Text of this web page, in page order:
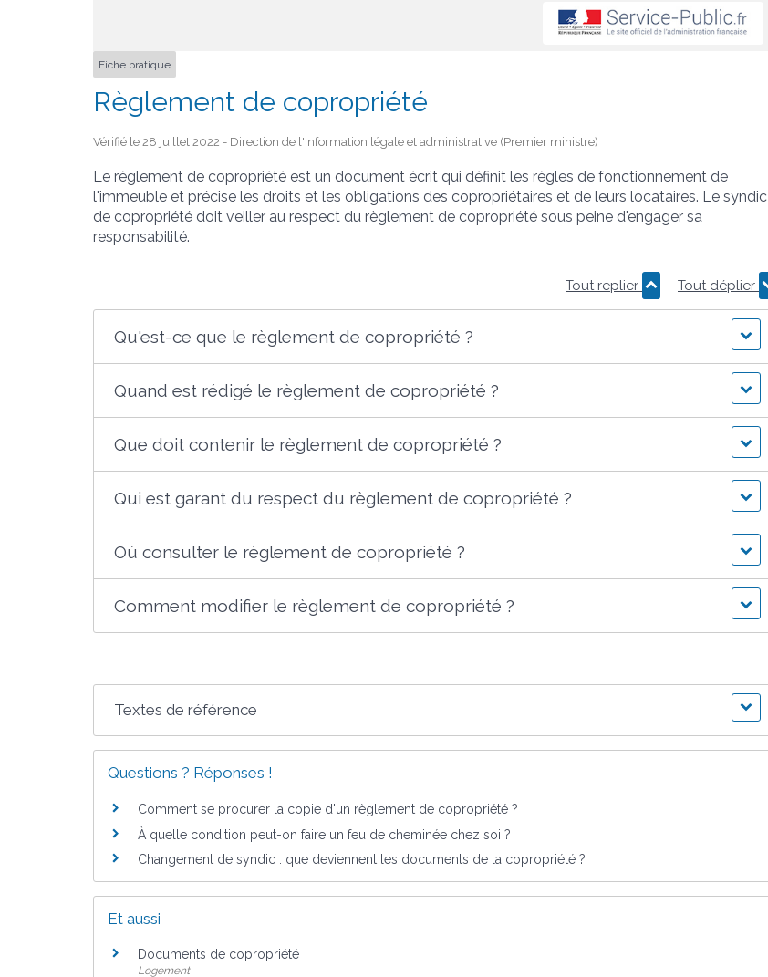
Fiche pratique
Règlement de copropriété
Vérifié le 28 juillet 2022 - Direction de l'information légale et administrative (Premier ministre)
Le règlement de copropriété est un document écrit qui définit les règles de fonctionnement de
l'immeuble et précise les droits et les obligations des copropriétaires et de leurs locataires. Le syndic
de copropriété doit veiller au respect du règlement de copropriété sous peine d'engager sa
responsabilité.
Tout replier Tout déplier
Qu'est-ce que le règlement de copropriété ?
Quand est rédigé le règlement de copropriété ?
Que doit contenir le règlement de copropriété ?
Qui est garant du respect du règlement de copropriété ?
Où consulter le règlement de copropriété ?
Comment modifier le règlement de copropriété ?
Textes de référence
Questions ? Réponses !
Comment se procurer la copie d'un règlement de copropriété ?
À quelle condition peut-on faire un feu de cheminée chez soi ?
Changement de syndic : que deviennent les documents de la copropriété ?
Et aussi
Documents de copropriété
Logement